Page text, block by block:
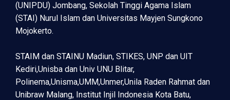
(UNIPDU) Jombang, Sekolah Tinggi Agama Islam
(STAI) Nurul Islam dan Universitas Mayjen Sungkono
Mojokerto.
STAIM dan STAINU Madiun, STIKES, UNP dan UIT
Kediri,Unisba dan Univ UNU Blitar,
Polinema,Unisma,UMM,Unmer,Unila Raden Rahmat dan
Unibraw Malang, Institut Injil Indonesia Kota Batu,